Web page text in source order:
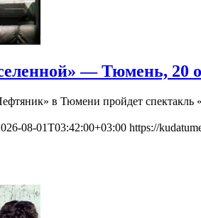
— Тюмень, 20
в Тюмени пройдет
08-01T03:42:00+03:00 https://